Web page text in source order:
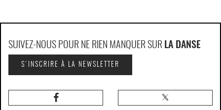
SUIVEZ-NOUS POUR NE RIEN MANQUER SUR LA DANSE
S'INSCRIRE À LA NEWSLETTER